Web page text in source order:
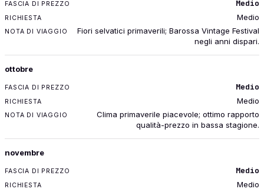
Medio
Medio
Fiori selvatici primaverili; Barossa Vintage Festival
negli anni dispari.
ottobre
Medio
Medio
Clima primaverile piacevole; ottimo rapporto
qualità-prezzo in bassa stagione.
novembre
Medio
Medio